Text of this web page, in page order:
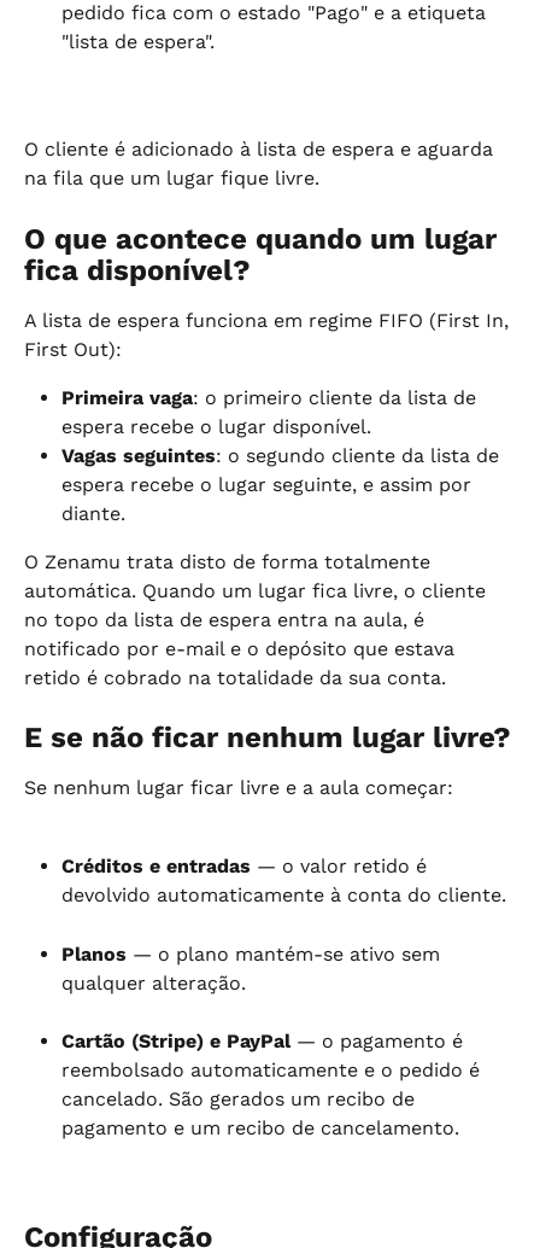
pedido fica com o estado "Pago" e a etiqueta
"lista de espera".
O cliente é adicionado à lista de espera e aguarda
na fila que um lugar fique livre.
O que acontece quando um lugar
fica disponível?
A lista de espera funciona em regime FIFO (First In,
First Out):
Primeira vaga: o primeiro cliente da lista de
espera recebe o lugar disponível.
Vagas seguintes: o segundo cliente da lista de
espera recebe o lugar seguinte, e assim por
diante.
O Zenamu trata disto de forma totalmente
automática. Quando um lugar fica livre, o cliente
no topo da lista de espera entra na aula, é
notificado por e-mail e o depósito que estava
retido é cobrado na totalidade da sua conta.
E se não ficar nenhum lugar livre?
Se nenhum lugar ficar livre e a aula começar:
Créditos e entradas — o valor retido é
devolvido automaticamente à conta do cliente.
Planos — o plano mantém-se ativo sem
qualquer alteração.
Cartão (Stripe) e PayPal — o pagamento é
reembolsado automaticamente e o pedido é
cancelado. São gerados um recibo de
pagamento e um recibo de cancelamento.
Configuração